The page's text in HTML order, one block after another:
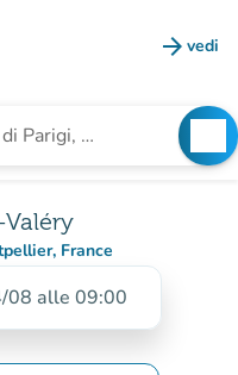
arrow_forward vedi
France
Maps)
08 alle 09:00